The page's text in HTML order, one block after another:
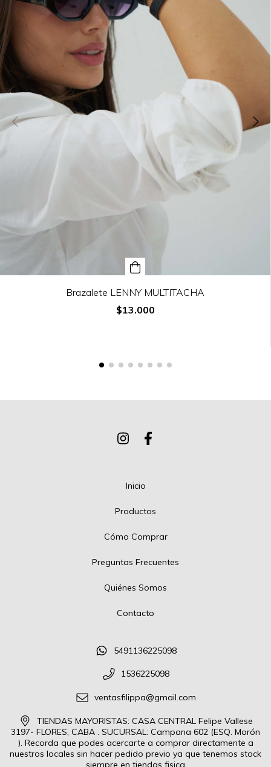
Brazalete LENNY MULTITACHA
$13.000
Inicio
Productos
Cómo Comprar
Preguntas Frecuentes
Quiénes Somos
Contacto
5491136225098
1536225098
ventasfilippa@gmail.com
TIENDAS MAYORISTAS: CASA CENTRAL Felipe Vallese
3197- FLORES, CABA . SUCURSAL: Campana 602 (ESQ. Morón
). Recorda que podes acercarte a comprar directamente a
nuestros locales sin hacer pedido previo ya que tenemos stock
siempre en tiendas fisica